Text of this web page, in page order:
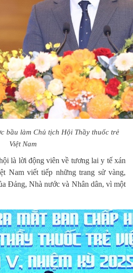
bầu làm Chủ tịch Hội Thầy thuốc trẻ
Việt Nam
là lời động viên về tương lai y tế xán
Nam viết tiếp những trang sử vàng,
Đảng, Nhà nước và Nhân dân, vì một